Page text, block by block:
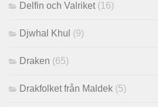
Delfin och Valriket (16)
Djwhal Khul (9)
Draken (65)
Drakfolket från Maldek (5)